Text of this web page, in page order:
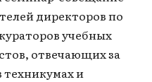
директоров по
учебных
отвечающих за
техникумах и